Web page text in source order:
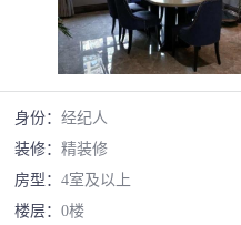
身份： 经纪人
装修： 精装修
房型： 4室及以上
楼层： 0楼